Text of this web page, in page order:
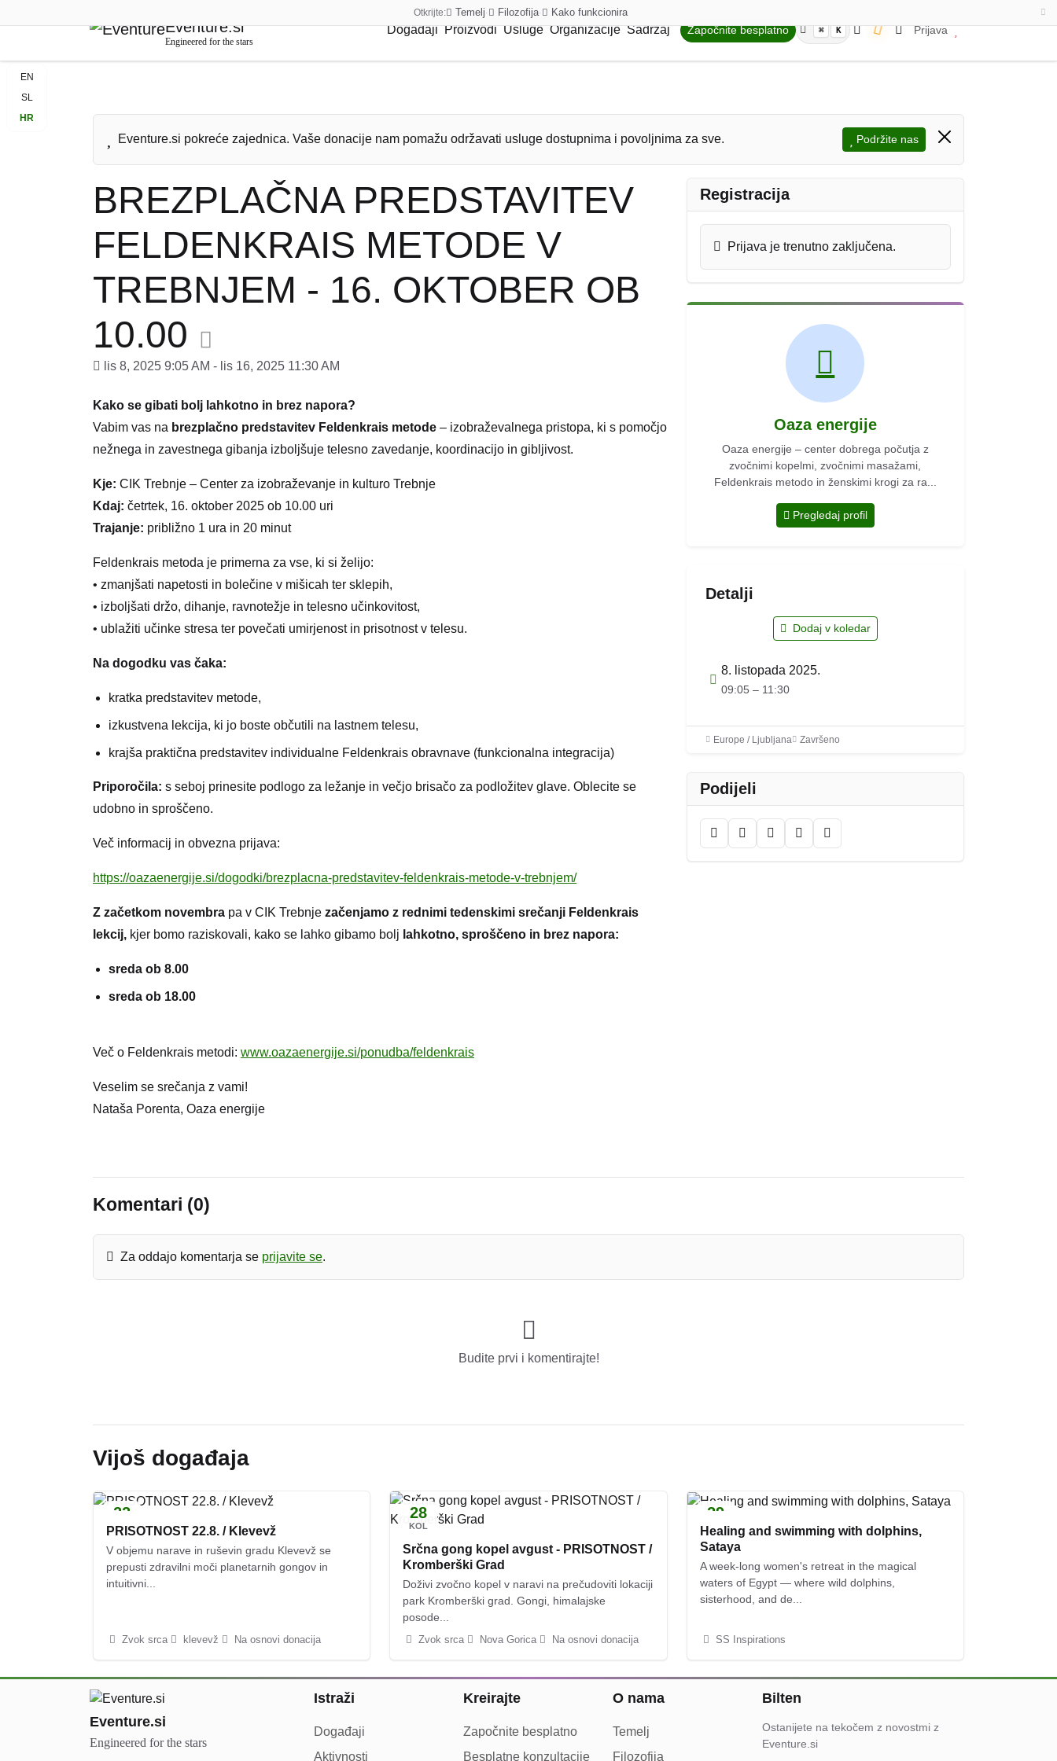
Otkrijte: Temelj· Filozofija· Kako funkcionira
Eventure.si
Engineered for the stars
Događaji Proizvodi Usluge Organizacije Sadržaj Započnite besplatno ⌘ K Prijava
Eventure.si pokreće zajednica. Vaše donacije nam pomažu održavati usluge dostupnima i povoljnima za sve. Podržite nas
BREZPLAČNA PREDSTAVITEV
FELDENKRAIS METODE V
TREBNJEM - 16. OKTOBER OB
10.00
lis 8, 2025 9:05 AM - lis 16, 2025 11:30 AM
Kako se gibati bolj lahkotno in brez napora?
Vabim vas na brezplačno predstavitev Feldenkrais metode – izobraževalnega pristopa, ki s pomočjo
nežnega in zavestnega gibanja izboljšuje telesno zavedanje, koordinacijo in gibljivost.
Kje: CIK Trebnje – Center za izobraževanje in kulturo Trebnje
Kdaj: četrtek, 16. oktober 2025 ob 10.00 uri
Trajanje: približno 1 ura in 20 minut
Feldenkrais metoda je primerna za vse, ki si želijo:
• zmanjšati napetosti in bolečine v mišicah ter sklepih,
• izboljšati držo, dihanje, ravnotežje in telesno učinkovitost,
• ublažiti učinke stresa ter povečati umirjenost in prisotnost v telesu.
Na dogodku vas čaka:
kratka predstavitev metode,
izkustvena lekcija, ki jo boste občutili na lastnem telesu,
krajša praktična predstavitev individualne Feldenkrais obravnave (funkcionalna integracija)
Priporočila: s seboj prinesite podlogo za ležanje in večjo brisačo za podložitev glave. Oblecite se
udobno in sproščeno.
Več informacij in obvezna prijava:
https://oazaenergije.si/dogodki/brezplacna-predstavitev-feldenkrais-metode-v-trebnjem/
Z začetkom novembra pa v CIK Trebnje začenjamo z rednimi tedenskimi srečanji Feldenkrais
lekcij, kjer bomo raziskovali, kako se lahko gibamo bolj lahkotno, sproščeno in brez napora:
sreda ob 8.00
sreda ob 18.00
Več o Feldenkrais metodi: www.oazaenergije.si/ponudba/feldenkrais
Veselim se srečanja z vami!
Nataša Porenta, Oaza energije
Registracija
Prijava je trenutno zaključena.
Oaza energije
Oaza energije – center dobrega počutja z
zvočnimi kopelmi, zvočnimi masažami,
Feldenkrais metodo in ženskimi krogi za ra...
Pregledaj profil
Detalji
Dodaj v koledar
8. listopada 2025.
09:05 – 11:30
Europe / Ljubljana Završeno
Podijeli
Komentari (0)
Za oddajo komentarja se prijavite se.
Budite prvi i ​​komentirajte!
Vijoš događaja
22
KOL
PRISOTNOST 22.8. / Klevevž
V objemu narave in ruševin gradu Klevevž se
prepusti zdravilni moči planetarnih gongov in
intuitivni...
Zvok srca klevevž Na osnovi donacija
28
KOL
Srčna gong kopel avgust - PRISOTNOST /
Kromberški Grad
Doživi zvočno kopel v naravi na prečudoviti lokaciji
park Kromberški grad. Gongi, himalajske
posode...
Zvok srca Nova Gorica Na osnovi donacija
29
KOL
Healing and swimming with dolphins,
Sataya
A week-long women's retreat in the magical
waters of Egypt — where wild dolphins,
sisterhood, and de...
SS Inspirations
Eventure.si
Engineered for the stars
Istraži
Događaji
Aktivnosti
Kreirajte
Započnite besplatno
Besplatne konzultacije
O nama
Temelj
Filozofija
Bilten
Ostanijete na tekočem z novostmi z
Eventure.si
EN
SL
HR